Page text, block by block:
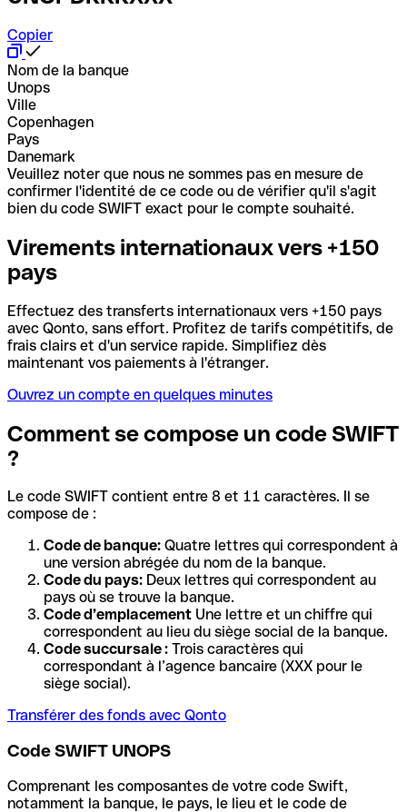
Copier
Nom de la banque
Unops
Ville
Copenhagen
Pays
Danemark
Veuillez noter que nous ne sommes pas en mesure de
confirmer l'identité de ce code ou de vérifier qu'il s'agit
bien du code SWIFT exact pour le compte souhaité.
Virements internationaux vers +150
pays
Effectuez des transferts internationaux vers +150 pays
avec Qonto, sans effort. Profitez de tarifs compétitifs, de
frais clairs et d'un service rapide. Simplifiez dès
maintenant vos paiements à l'étranger.
Ouvrez un compte en quelques minutes
Comment se compose un code SWIFT
?
Le code SWIFT contient entre 8 et 11 caractères. Il se
compose de :
Code de banque: Quatre lettres qui correspondent à
une version abrégée du nom de la banque.
Code du pays: Deux lettres qui correspondent au
pays où se trouve la banque.
Code d’emplacement Une lettre et un chiffre qui
correspondent au lieu du siège social de la banque.
Code succursale : Trois caractères qui
correspondant à l’agence bancaire (XXX pour le
siège social).
Transférer des fonds avec Qonto
Code SWIFT UNOPS
Comprenant les composantes de votre code Swift,
notamment la banque, le pays, le lieu et le code de